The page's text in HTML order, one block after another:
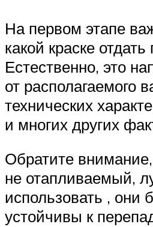
На первом этапе
какой краске
Естественно, это
от располагаемого
технических
и многих других
Обратите
не отапливаемый,
использовать , они
устойчивы к